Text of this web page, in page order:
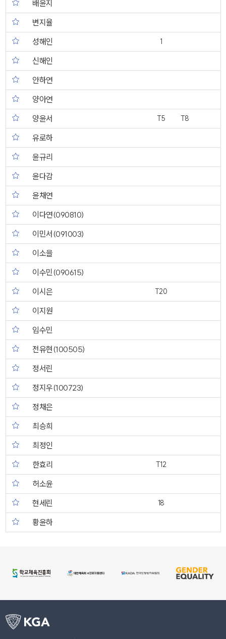
배윤지
변지율
성해인
1
신해인
안하연
양아연
양윤서
T5 T8
유로하
윤규리
윤다감
윤채연
이다연(090810)
이민서(091003)
이소을
이수민(090615)
이시은
T20
이지원
임수민
전유현(100505)
정서린
정지우(100723)
정채은
최승희
최정인
한효리
T12
허소윤
현세린
18
황윤하